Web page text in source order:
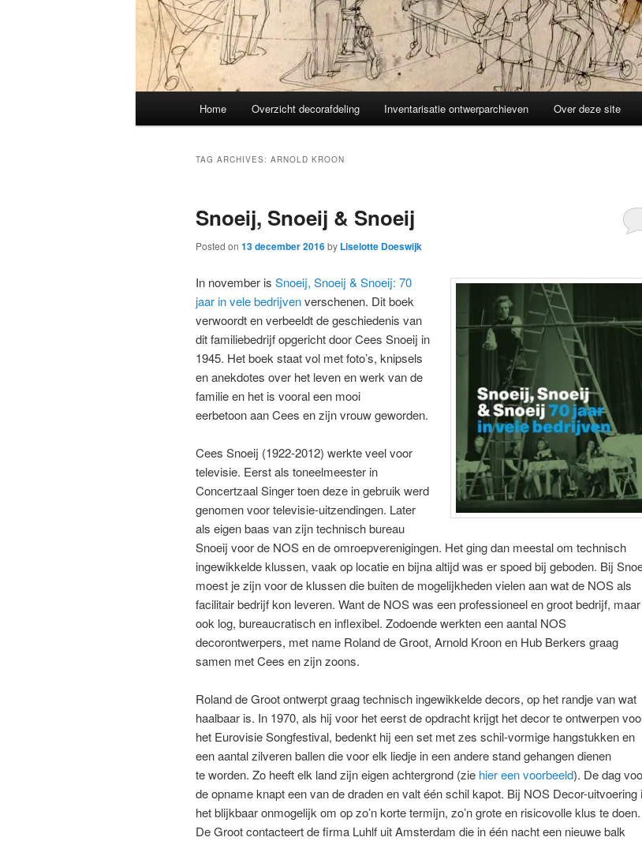
Home Overzicht decorafdeling Inventarisatie ontwerparchieven Over deze site
TAG ARCHIVES: ARNOLD KROON
Snoeij, Snoeij & Snoeij
Posted on 13 december 2016by Liselotte Doeswijk
In november is Snoeij, Snoeij & Snoeij: 70
jaar in vele bedrijvenverschenen. Dit boek
verwoordt en verbeeldt de geschiedenis van
dit familiebedrijf opgericht door Cees Snoeij in
1945. Het boek staat vol met foto’s, knipsels
en anekdotes over het leven en werk van de
familie en het is vooral een mooi
eerbetoon aan Cees en zijn vrouw geworden.
Cees Snoeij (1922-2012) werkte veel voor
televisie. Eerst als toneelmeester in
Concertzaal Singer toen deze in gebruik werd
genomen voor televisie-uitzendingen. Later
als eigen baas van zijn technisch bureau
Snoeij voor de NOS en de omroepverenigingen. Het ging dan meestal om technisch
ingewikkelde klussen, vaak op locatie en bijna altijd was er spoed bij geboden. Bij
moest je zijn voor de klussen die buiten de mogelijkheden vielen aan wat de NOS als
facilitair bedrijf kon leveren. Want de NOS was een professioneel en groot bedrijf, maar
ook log, bureaucratisch en inflexibel. Zodoende werkten een aantal NOS
decorontwerpers, met name Roland de Groot, Arnold Kroon en Hub Berkers graag
samen met Cees en zijn zoons.
Roland de Groot ontwerpt graag technisch ingewikkelde decors, op het randje van wat
haalbaar is. In 1970, als hij voor het eerst de opdracht krijgt het decor te ontwerpen
het Eurovisie Songfestival, bedenkt hij een set met zes schil-vormige hangstukken en
een aantal zilveren ballen die voor elk liedje in een andere stand gehangen dienen
te worden. Zo heeft elk land zijn eigen achtergrond (zie hier een voorbeeld). De dag
de opname knapt een van de draden en valt één schil kapot. Bij NOS Decor-uitvoering
het blijkbaar onmogelijk om op zo’n korte termijn, zo’n grote en risicovolle klus te doen.
De Groot contacteert de firma Luhlf uit Amsterdam die in één nacht een nieuwe balk